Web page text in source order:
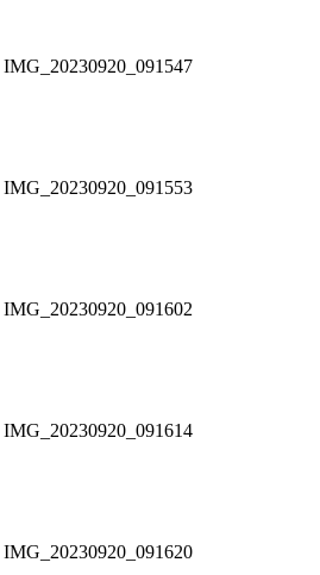
IMG_20230920_091547
IMG_20230920_091553
IMG_20230920_091602
IMG_20230920_091614
IMG_20230920_091620